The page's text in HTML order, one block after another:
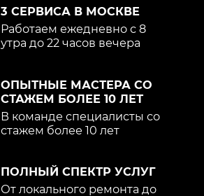
3 СЕРВИСА В МОСКВЕ
Работаем ежедневно с 8
утра до 22 часов вечера
ОПЫТНЫЕ МАСТЕРА СО
СТАЖЕМ БОЛЕЕ 10 ЛЕТ
В команде специалисты со
стажем более 10 лет
ПОЛНЫЙ СПЕКТР УСЛУГ
От локального ремонта до